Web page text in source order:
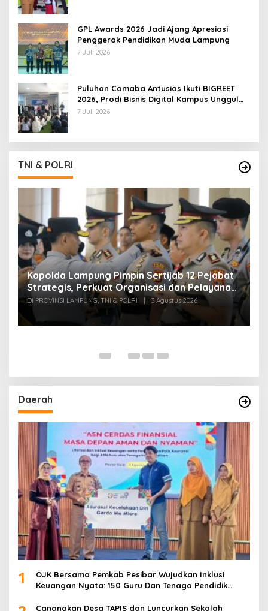
GPL Awards 2026 Jadi Ajang Apresiasi
Penggerak Pendidikan Muda Lampung
7 Juli 2026
Puluhan Camaba Antusias Ikuti BIGREET
2026, Prodi Bisnis Digital Kampus Unggul
IIB Darmajaya Hadirkan Deretan
7 Juli 2026
TNI & POLRI
Kapolda Lampung Pimpin Sertijab 12 Pejabat
Strategis, Perkuat Organisasi dan Pelayanan
Polri Presisi
Di PROVINSI LAMPUNG, TNI & POLRI 3 Agustus 2026
Daerah
1
OJK Bersama Pemkab Pesibar Wujudkan Inklusi
Keuangan Nyata: 150 Guru Dan Tenaga Pendidik
Canangkan Desa TAPIS dan Luncurkan Sekolah